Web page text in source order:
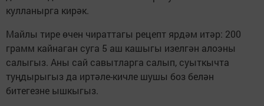
кулланырга кирәк.
Майлы тире өчен чираттагы рецепт ярдәм итәр: 200
грамм кайнаган суга 5 аш кашыгы изелгән алоэны
салыгыз. Аны сай савытларга салып, суыткычта
туңдырыгыз да иртәле-кичле шушы боз белән
битегезне ышкыгыз.